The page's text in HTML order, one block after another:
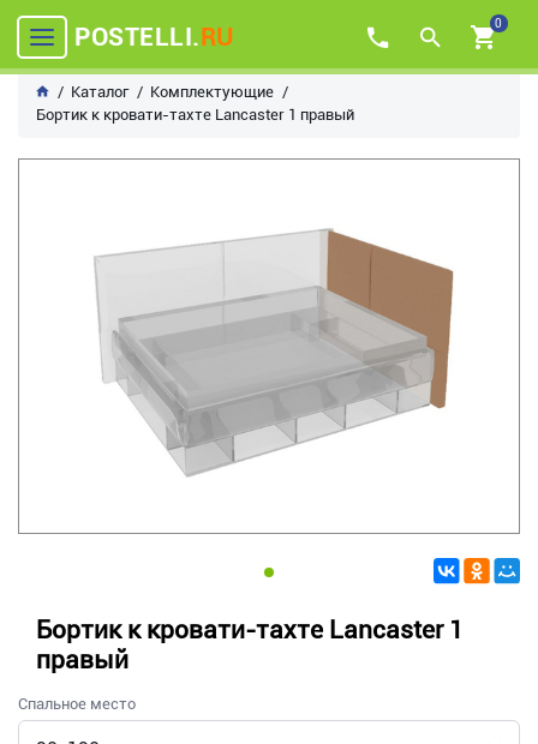
POSTELLI.RU 0
Каталог
Комплектующие
Бортик к кровати-тахте Lancaster 1 правый
Бортик к кровати-тахте Lancaster 1
правый
Спальное место